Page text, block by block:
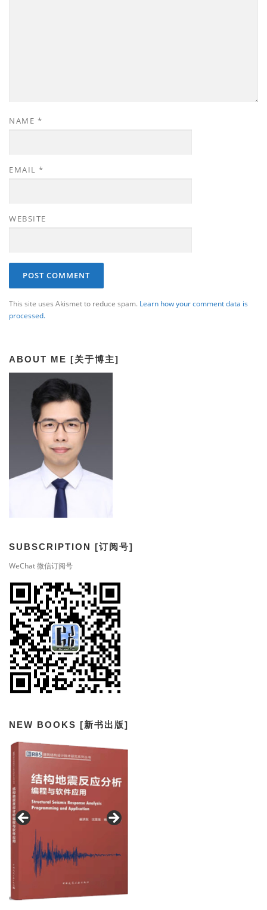
NAME *
EMAIL *
WEBSITE
This site uses Akismet to reduce spam. Learn how your comment data is
processed.
ABOUT ME [关于博主]
SUBSCRIPTION [订阅号]
WeChat 微信订阅号
NEW BOOKS [新书出版]